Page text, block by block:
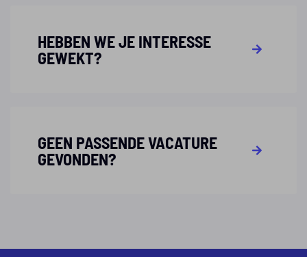
HEBBEN WE JE INTERESSE
GEWEKT?
GEEN PASSENDE VACATURE
GEVONDEN?